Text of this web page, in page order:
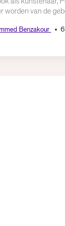
worden van de
Benzakour